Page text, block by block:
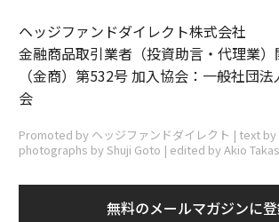
ヘッジファンドダイレクト株式会社
金融商品取引業者（投資助言・代理業
（金商）第532号 加入協会：一般社団
会
Promoted by ヘッジファンドダイレクト | text by
photographs by Shuji Goto | edited by Akio
無料のメールマガジンに